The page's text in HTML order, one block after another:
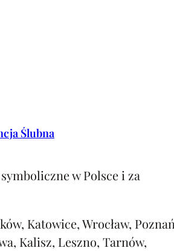
Ślubna
w Polsce i za
Katowice, Wrocław,
Kalisz, Leszno, Tarnów,